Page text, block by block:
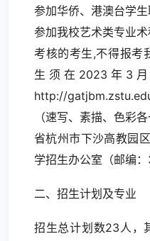
参加华侨、港澳台学
参加我校艺术类专业
考核的考生,不得报考
生须在2023年3
http://
（速写、素描、色彩
省杭州市下沙高教园
学招生办公室（邮编：
二、招生计划及专业
招生总计划数23人，